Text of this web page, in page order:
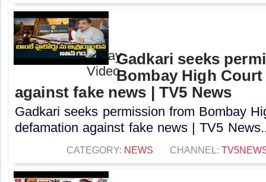
Gadkari seeks
Bombay High
against fake news | TV5 News
Gadkari seeks permission from Bombay
defamation against fake news | TV5
CATEGORY: NEWS CHANNEL: